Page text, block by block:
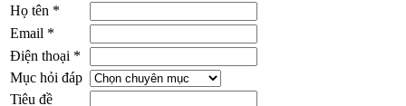
Họ tên *
Email *
Điện thoại *
Mục hỏi đáp
Tiêu đề